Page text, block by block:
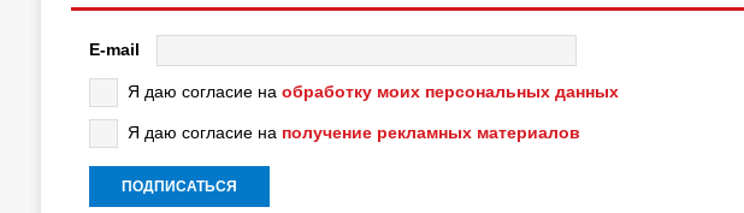
E-mail
Я даю согласие на обработку моих персональных данных
Я даю согласие на получение рекламных материалов